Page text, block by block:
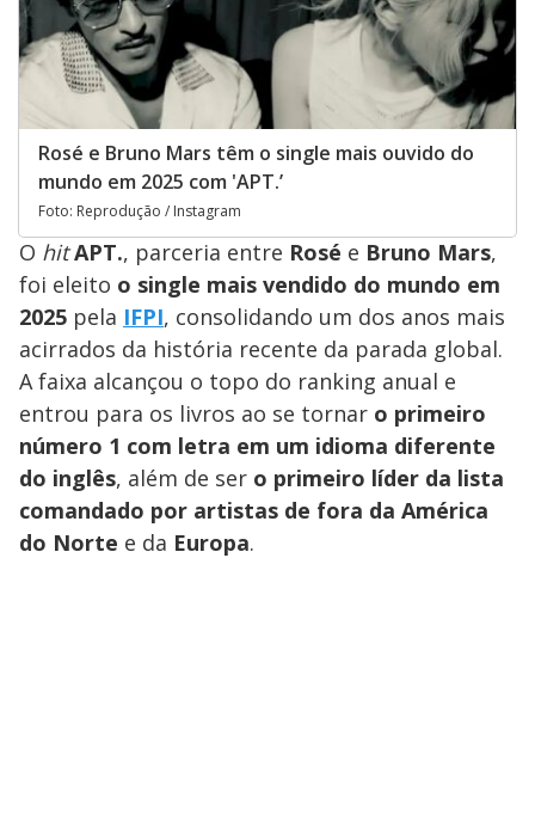
Rosé e Bruno Mars têm o single mais ouvido do
mundo em 2025 com 'APT.’
Foto: Reprodução / Instagram
O hit APT., parceria entre Rosé e Bruno Mars,
foi eleito o single mais vendido do mundo em
2025 pela IFPI, consolidando um dos anos mais
acirrados da história recente da parada global.
A faixa alcançou o topo do ranking anual e
entrou para os livros ao se tornar o primeiro
número 1 com letra em um idioma diferente
do inglês, além de ser o primeiro líder da lista
comandado por artistas de fora da América
do Norte e da Europa.